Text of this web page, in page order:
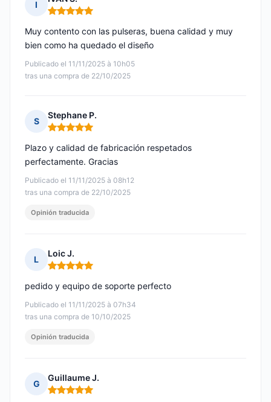
I
Nota: 5 de 5
Publicado el 11/11/2025 à 10h05
tras una compra de 22/10/2025
Muy contento con las pulseras, buena calidad y muy
bien como ha quedado el diseño
S
Stephane P.
Nota: 5 de 5
Publicado el 11/11/2025 à 08h12
tras una compra de 22/10/2025
Plazo y calidad de fabricación respetados
perfectamente. Gracias
Opinión traducida
L
Loic J.
Nota: 5 de 5
Publicado el 11/11/2025 à 07h34
tras una compra de 10/10/2025
pedido y equipo de soporte perfecto
Opinión traducida
G
Guillaume J.
Nota: 5 de 5